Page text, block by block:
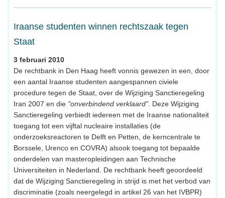
Iraanse studenten winnen rechtszaak tegen
Staat
3 februari 2010
De rechtbank in Den Haag heeft vonnis gewezen in een, door
een aantal Iraanse studenten aangespannen civiele
procedure tegen de Staat, over de Wijziging Sanctieregeling
Iran 2007 en die "onverbindend verklaard". Deze Wijziging
Sanctieregeling verbiedt iedereen met de Iraanse nationaliteit
toegang tot een vijftal nucleaire installaties (de
onderzoeksreactoren te Delft en Petten, de kerncentrale te
Borssele, Urenco en COVRA) alsook toegang tot bepaalde
onderdelen van masteropleidingen aan Technische
Universiteiten in Nederland. De rechtbank heeft geoordeeld
dat de Wijziging Sanctieregeling in strijd is met het verbod van
discriminatie (zoals neergelegd in artikel 26 van het IVBPR)